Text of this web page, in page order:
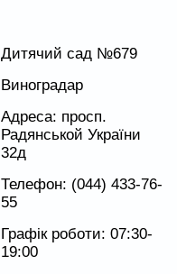
Дитячий сад №679
Виноградар
Адреса: просп.
Радянськой України
32д
Телефон: (044) 433-76-
55
Графік роботи: 07:30-
19:00